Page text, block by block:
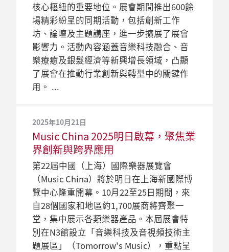
核心樞紐的重要地位。展會期間推出600餘
場精彩紛呈的同期活動，包括創新工作
坊、論壇及主題講座，進一步擴展了展會
影響力。活動內容涵蓋音樂科技融合、音
樂療癒及銀髮經濟等新興增長領域，凸顯
了展會在推動行業創新與轉型中的關鍵作
用。
2025年10月21日
Music China 2025明日啟幕，聚焦業
界創新與跨界應用
第22屆中國（上海）國際樂器展覽會
（Music China）將於明日在上海新國際博
覽中心隆重開幕。10月22至25日期間，來
自28個國家和地區約1,700展商將齊聚一
堂，集中展示各類樂器產品。本屆展會特
別在N3館設立「音樂科技及音視頻技術主
題展區」（Tomorrow's Music），重點呈